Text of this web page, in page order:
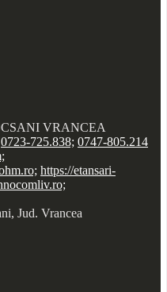
VRANCEA
0723-725.838; 0747-805.214
https://etansari-
Jud. Vrancea